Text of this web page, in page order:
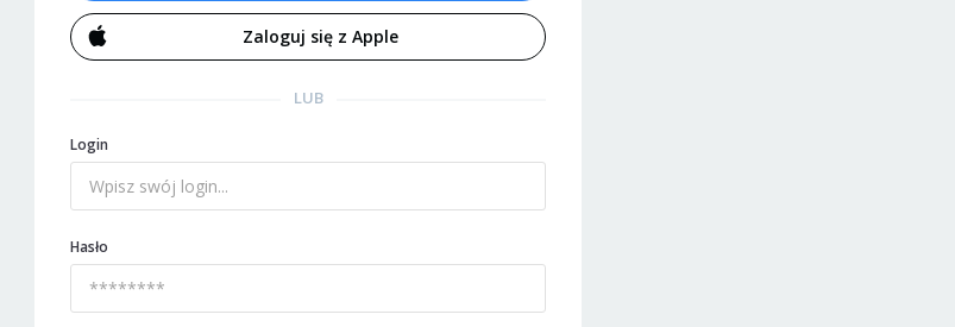
Zaloguj się z Apple
LUB
Login
Hasło